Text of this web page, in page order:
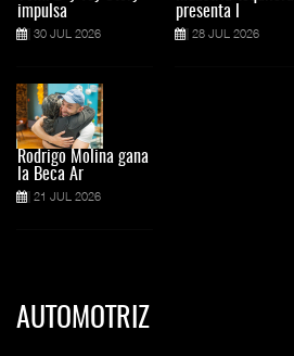
impulsa
30 JUL 2026
Rodrigo Molina gana
la Beca Ar
21 JUL 2026
presenta l
28 JUL 2026
AUTOMOTRIZ